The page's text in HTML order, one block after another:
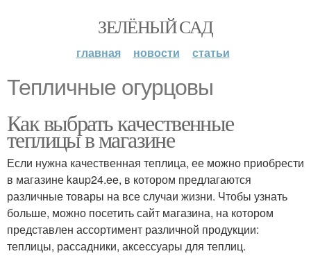
ЗЕЛЁНЫЙ САД
главная новости статьи
Тепличные огурцовы
Как выбрать качественные
теплицы в магазине
Если нужна качественная теплица, ее можно приобрести
в магазине kaup24.ee, в котором предлагаются
различные товары на все случаи жизни. Чтобы узнать
больше, можно посетить сайт магазина, на котором
представлен ассортимент различной продукции:
теплицы, рассадники, аксессуары для теплиц.